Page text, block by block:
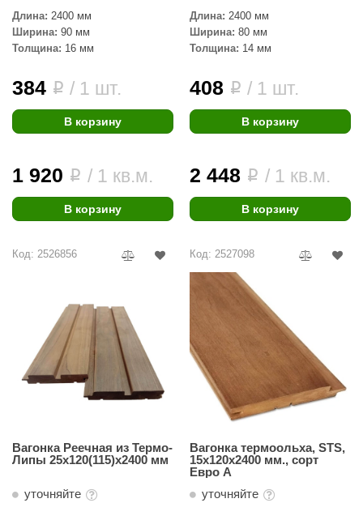
Длина: 2400 мм
Ширина: 90 мм
Толщина: 16 мм
384 i / 1 шт.
В корзину
1 920 i / 1 кв.м.
В корзину
Длина: 2400 мм
Ширина: 80 мм
Толщина: 14 мм
408 i / 1 шт.
В корзину
2 448 i / 1 кв.м.
В корзину
Код: 2526856
Вагонка Реечная из Термо-
Липы 25х120(115)х2400 мм
уточняйте
Код: 2527098
Вагонка термоольха, STS,
15х120х2400 мм., сорт
Евро А
уточняйте